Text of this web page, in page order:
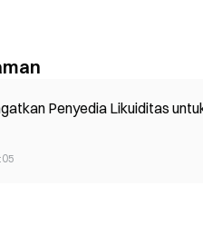
Penyedia Likuiditas